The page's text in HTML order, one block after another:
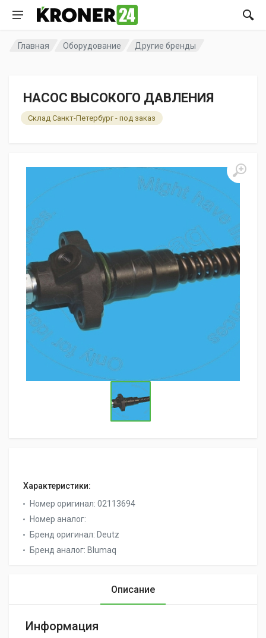
Главная Оборудование Другие бренды
НАСОС ВЫСОКОГО ДАВЛЕНИЯ
Склад Санкт-Петербург - под заказ
Характеристики:
Номер оригинал: 02113694
Номер аналог:
Бренд оригинал: Deutz
Бренд аналог: Blumaq
Описание
Информация